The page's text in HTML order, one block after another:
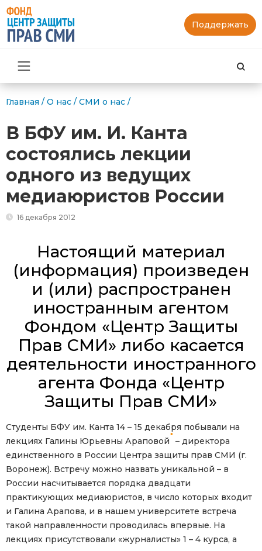
Поддержать
Главная / О нас / СМИ о нас /
В БФУ им. И. Канта
состоялись лекции
одного из ведущих
медиаюристов России
16 декабря 2012
Настоящий материал
(информация) произведен
и (или) распространен
иностранным агентом
Фондом «Центр Защиты
Прав СМИ» либо касается
деятельности иностранного
агента Фонда «Центр
Защиты Прав СМИ»
Студенты БФУ им. Канта 14 – 15 декабря побывали на
лекциях Галины Юрьевны Араповой
*
– директора
единственного в России Центра защиты прав СМИ (г.
Воронеж). Встречу можно назвать уникальной – в
России насчитывается порядка двадцати
практикующих медиаюристов, в число которых входит
и Галина Арапова, и в нашем университете встреча
такой направленности проводилась впервые. На
лекциях присутствовали «журналисты» 1 – 4 курса, а